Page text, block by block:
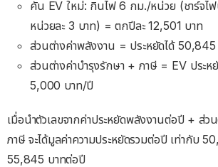
คัน EV ใหม่: กินไฟ 6 กม./หน่วย (ชาร์จไ
หน่วยละ 3 บาท) = ตกปีละ 12,501 บาท
ส่วนต่างค่าพลังงาน = ประหยัดได้
ส่วนต่างค่าบำรุงรักษา + ภาษี = EV ประห
5,000 บาท/ปี
เมื่อนำตัวเลขจากค่าประหยัดพลังงานต่อปี + ส่ว
ภาษี จะได้มูลค่าความประหยัดรวมต่อปี เท่ากับ
55,845 บาทต่อปี